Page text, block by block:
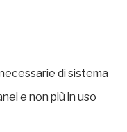
di sistema
e non più in uso